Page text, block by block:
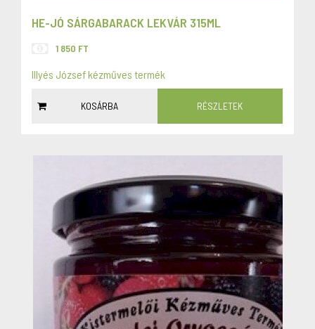
HE-JÓ SÁRGABARACK LEKVÁR 315ML
1 850 FT
Illyés József kézműves termék
KOSÁRBA RÉSZLETEK